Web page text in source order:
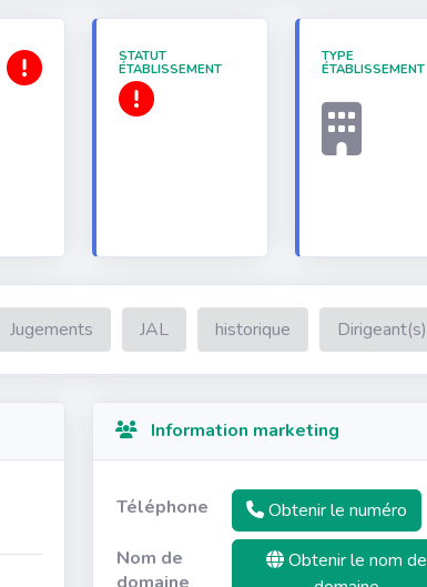
STATUT
ÉTABLISSEMENT
TYPE
ÉTABLISSEMENT
Jugements JAL historique Dirigeant(s)
Information marketing
Téléphone
Obtenir le numéro
Nom de
Obtenir le nom de